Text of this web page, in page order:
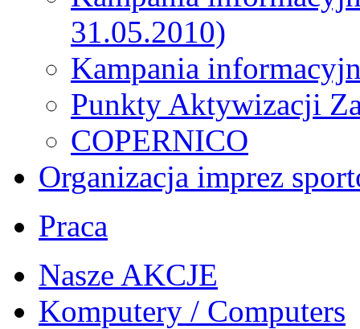
31.05.2010)
Kampania
Punkty Aktywizacji
COPERNICO
Organizacja imprez
Praca
Nasze AKCJE
Komputery / Computers